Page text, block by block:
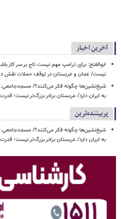
آخرین اخبار
ابوالفتح: برای ترامپ مهم نیست تاج بر سر کار
نیست/ عمان و عربستان در توقف حملات نقش
شیخ‌نشین‌ها چگونه فکر می‌کنند؟/ مسجدجامعی:
به ایران دارد/ عربستان برادر بزرگ‌تر نیست؛
پربیننده‌ترین
شیخ‌نشین‌ها چگونه فکر می‌کنند؟/ مسجدجامعی:
به ایران دارد/ عربستان برادر بزرگ‌تر نیست؛